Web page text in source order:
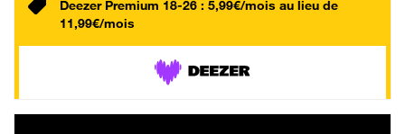
Deezer Premium 18-26 : 5,99€/mois au lieu de
11,99€/mois